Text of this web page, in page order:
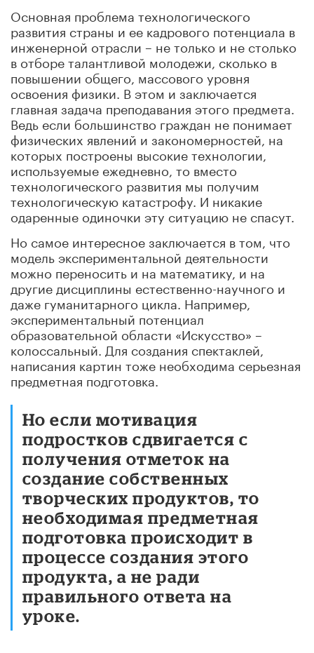
Основная проблема технологического
развития страны и ее кадрового потенциала в
инженерной отрасли – не только и не столько
в отборе талантливой молодежи, сколько в
повышении общего, массового уровня
освоения физики. В этом и заключается
главная задача преподавания этого предмета.
Ведь если большинство граждан не понимает
физических явлений и закономерностей, на
которых построены высокие технологии,
используемые ежедневно, то вместо
технологического развития мы получим
технологическую катастрофу. И никакие
одаренные одиночки эту ситуацию не спасут.
Но самое интересное заключается в том, что
модель экспериментальной деятельности
можно переносить и на математику, и на
другие дисциплины естественно-научного и
даже гуманитарного цикла. Например,
экспериментальный потенциал
образовательной области «Искусство» –
колоссальный. Для создания спектаклей,
написания картин тоже необходима серьезная
предметная подготовка.
Но если мотивация
подростков сдвигается с
получения отметок на
создание собственных
творческих продуктов, то
необходимая предметная
подготовка происходит в
процессе создания этого
продукта, а не ради
правильного ответа на
уроке.